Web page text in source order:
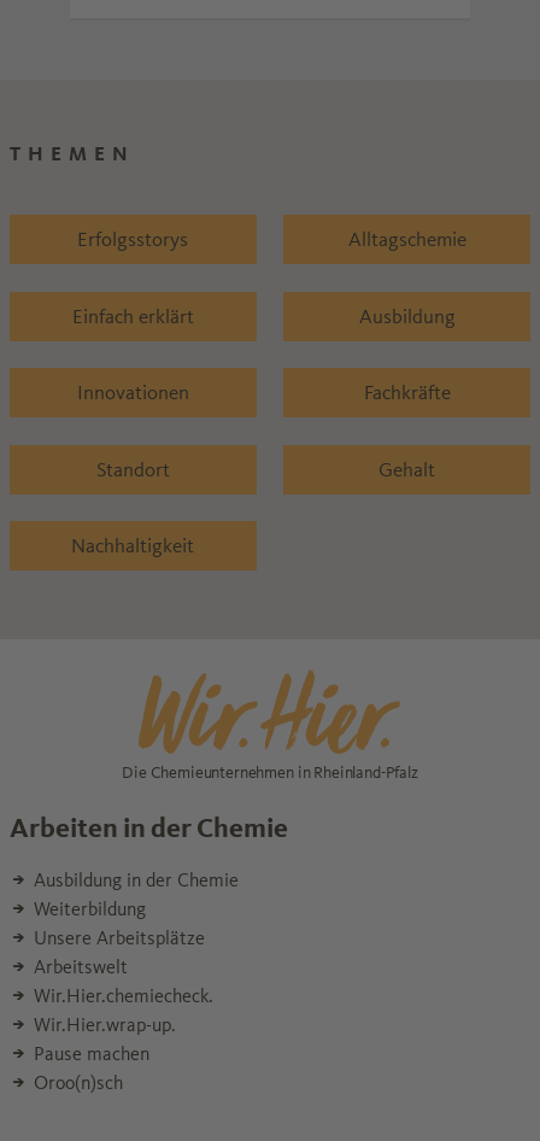
THEMEN
Erfolgsstorys Alltagschemie
Einfach erklärt Ausbildung
Innovationen Fachkräfte
Standort Gehalt
Nachhaltigkeit
Die Chemieunternehmen in Rheinland-Pfalz
Arbeiten in der Chemie
Ausbildung in der Chemie
Weiterbildung
Unsere Arbeitsplätze
Arbeitswelt
Wir.Hier.chemiecheck.
Wir.Hier.wrap-up.
Pause machen
Oroo(n)sch